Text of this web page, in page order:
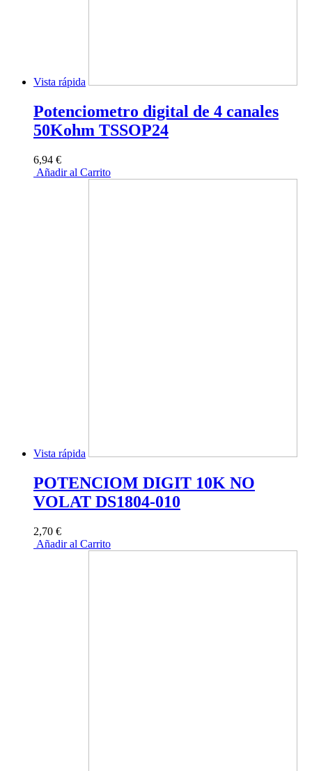
Vista rápida
Potenciometro digital de 4 canales
50Kohm TSSOP24
6,94 €
Añadir al Carrito
Vista rápida
POTENCIOM DIGIT 10K NO
VOLAT DS1804-010
2,70 €
Añadir al Carrito